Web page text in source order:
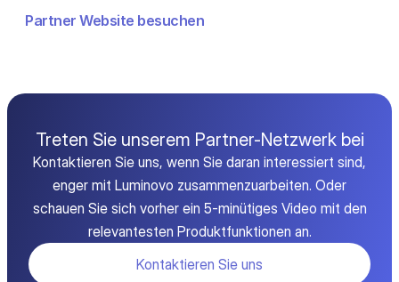
Partner Website besuchen
Treten Sie unserem Partner-Netzwerk bei
Kontaktieren Sie uns, wenn Sie daran interessiert sind,
enger mit Luminovo zusammenzuarbeiten. Oder
schauen Sie sich vorher ein 5-minütiges Video mit den
relevantesten Produktfunktionen an.
Kontaktieren Sie uns